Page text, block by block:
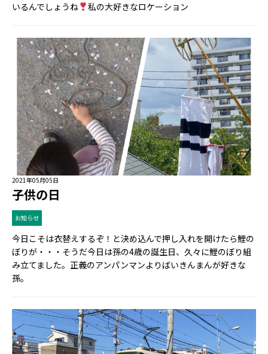
いるんでしょうね
私の大好きなロケーション
2021年05月05日
子供の日
お知らせ
今日こそは衣替えするぞ！と決め込んで押し入れを開けたら鯉の
ぼりが・・・そうだ今日は孫の4歳の誕生日、久々に鯉のぼり組
み立てました。正義のアンパンマンよりばいきんまんが好きな
孫。